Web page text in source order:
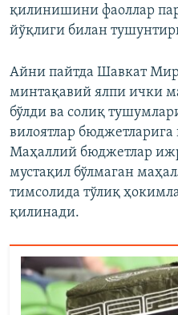
қилинишини фаоллар
йўқлиги билан
Айни пайтда Шавкат
минтақавий ялпи ички
бўлди ва солиқ
вилоятлар
Маҳаллий бюджетлар
мустақил бўлмаган
тимсолида тўлиқ
қилинади.